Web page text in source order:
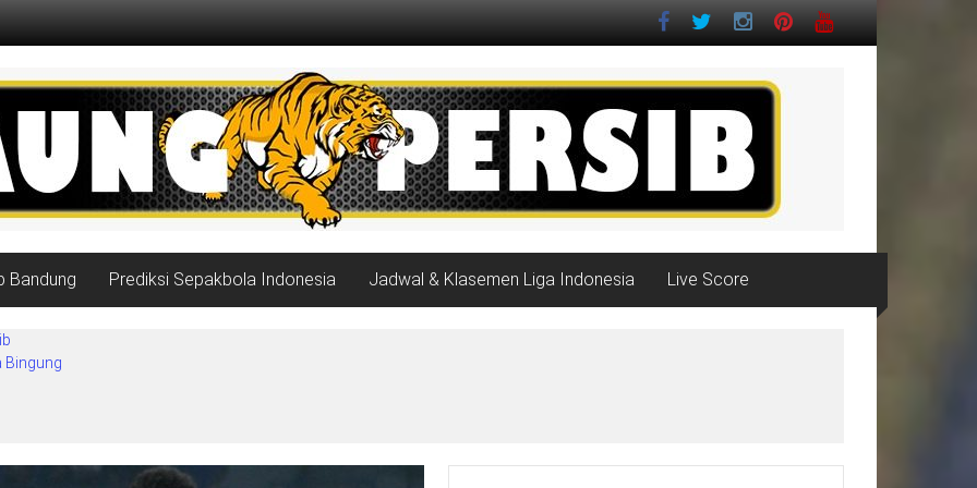
Bandung Prediksi Sepakbola Indonesia Jadwal & Klasemen Liga Indonesia Live Score
Bingung